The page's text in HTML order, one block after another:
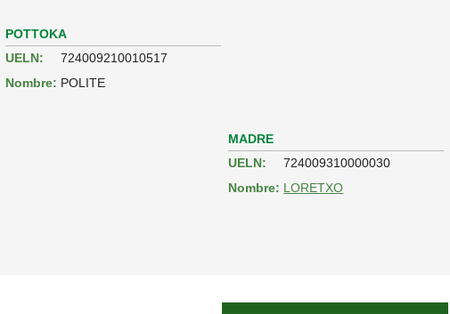
POTTOKA
UELN:
724009210010517
Nombre: POLITE
MADRE
UELN:
724009310000030
Nombre: LORETXO